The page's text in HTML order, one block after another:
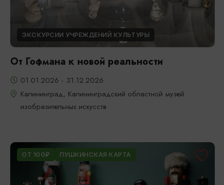
ЭКСКУРСИИ УЧРЕЖДЕНИЙ КУЛЬТУРЫ
От Гофмана к новой реальности
01.01.2026 - 31.12.2026
Калининград, Калининградский областной музей
изобразительных искусств
ОТ 100₽ ПУШКИНСКАЯ КАРТА